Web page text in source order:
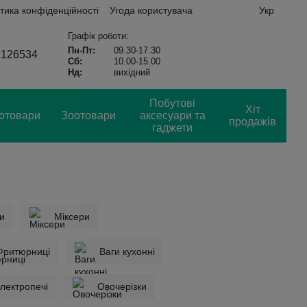
конфіденційності
Угода користувача
Укр
Графік роботи:
Пн-Пт:
09.30-17.30
Сб:
10.00-15.00
Нд:
вихідний
Зоотовари
Побутові
аксесуари та
гаджети
Хіт
продажів
Міксери
Ваги кухонні
Овочерізки